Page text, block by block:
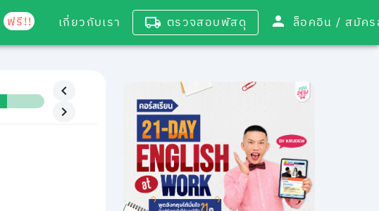
ฟรี!! เกี่ยวกับเรา ตรวจสอบพัสดุ ล็อคอิน /